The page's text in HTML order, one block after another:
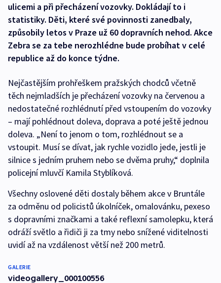
ulicemi a při přecházení vozovky. Dokládají to i
statistiky. Děti, které své povinnosti zanedbaly,
způsobily letos v Praze už 60 dopravních nehod. Akce
Zebra se za tebe nerozhlédne bude probíhat v celé
republice až do konce týdne.
Nejčastějším prohřeškem pražských chodců včetně
těch nejmladších je přecházení vozovky na červenou a
nedostatečné rozhlédnutí před vstoupením do vozovky
– mají pohlédnout doleva, doprava a poté ještě jednou
doleva. „Není to jenom o tom, rozhlédnout se a
vstoupit. Musí se dívat, jak rychle vozidlo jede, jestli je
silnice s jedním pruhem nebo se dvěma pruhy,“ doplnila
policejní mluvčí Kamila Styblíková.
Všechny oslovené děti dostaly během akce v Bruntále
za odměnu od policistů úkolníček, omalovánku, pexeso
s dopravními značkami a také reflexní samolepku, která
odráží světlo a řidiči ji za tmy nebo snížené viditelnosti
uvidí až na vzdálenost větší než 200 metrů.
GALERIE
videogallery_000100556